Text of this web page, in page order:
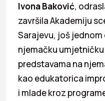
Ivona Baković,
završila Akademiju
Sarajevu, još
njemačku
predstavama na
kao edukatorica
i mlade kroz